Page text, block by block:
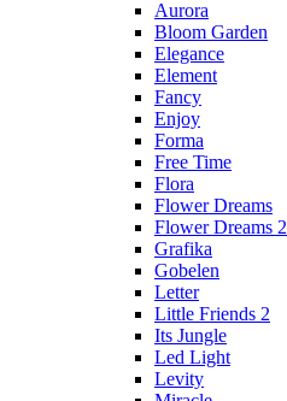
Aurora
Bloom Garden
Elegance
Element
Fancy
Enjoy
Forma
Free Time
Flora
Flower Dreams
Flower Dreams 2
Grafika
Gobelen
Letter
Little Friends 2
Its Jungle
Led Light
Levity